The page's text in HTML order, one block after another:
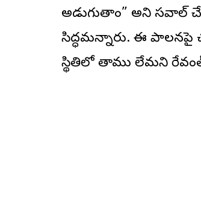
అడుగుతాం” అని సవాల్
సిద్ధమన్నారు. ఈ పాలనపై
స్థితిలో తాము లేమని రేవంత్